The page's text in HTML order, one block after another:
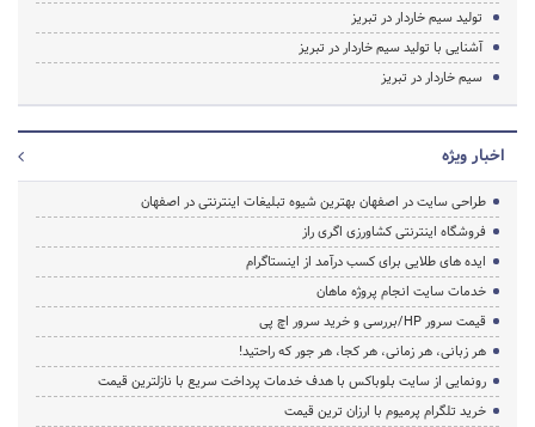
تولید سیم خاردار در تبریز
آشنایی با تولید سیم خاردار در تبریز
سیم خاردار در تبریز
اخبار ویژه
طراحی سایت در اصفهان بهترین شیوه تبلیغات اینترنتی در اصفهان
فروشگاه اینترنتی کشاورزی اگری راز
ایده های طلایی برای کسب درآمد از اینستاگرام
خدمات سایت انجام پروژه ماهان
قیمت سرور HP/بررسی و خرید سرور اچ پی
هر زبانی، هر زمانی، هر کجا، هر جور که راحتید!
رونمایی از سایت بلوباکس با هدف خدمات پرداخت سریع با نازلترین قیمت
خرید تلگرام پرمیوم با ارزان ترین قیمت